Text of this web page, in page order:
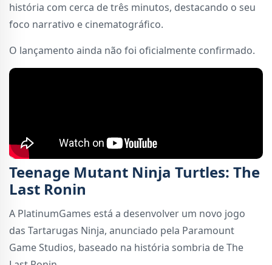
história com cerca de três minutos, destacando o seu
foco narrativo e cinematográfico.
O lançamento ainda não foi oficialmente confirmado.
Teenage Mutant Ninja Turtles: The
Last Ronin
A PlatinumGames está a desenvolver um novo jogo
das Tartarugas Ninja, anunciado pela Paramount
Game Studios, baseado na história sombria de The